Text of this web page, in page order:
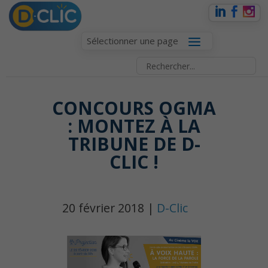
Sélectionner une page
CONCOURS OGMA
: MONTEZ À LA
TRIBUNE DE D-
CLIC !
20 février 2018 | D-Clic